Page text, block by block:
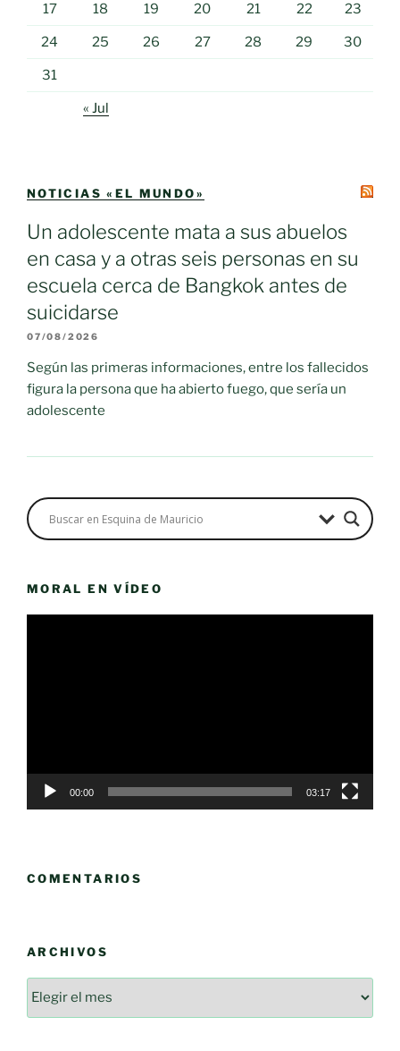
17 18 19 20 21 22 23
24 25 26 27 28 29 30
31
« Jul
NOTICIAS «EL MUNDO»
Un adolescente mata a sus abuelos
en casa y a otras seis personas en su
escuela cerca de Bangkok antes de
suicidarse
07/08/2026
Según las primeras informaciones, entre los fallecidos
figura la persona que ha abierto fuego, que sería un
adolescente
MORAL EN VÍDEO
00:00 03:17
COMENTARIOS
ARCHIVOS